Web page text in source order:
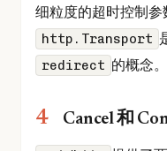
细粒度的超时控制
http.Transport
redirect 的概念。
Cancel 和